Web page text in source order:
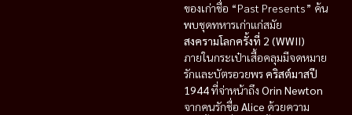
ของเก่าชื่อ “Past Presents” ค้น
พบชุดทหารเก่าแก่สมัย
สงครามโลกครั้งที่ 2 (WWII)
ภายในกระเป๋าเสื้อคลุมมีจดหมาย
รักและบัตรอวยพร คริสต์มาสปี
1944ที่จ่าหน้าถึง Orin Newton
จากคนรักชื่อ Alice ด้วยความ